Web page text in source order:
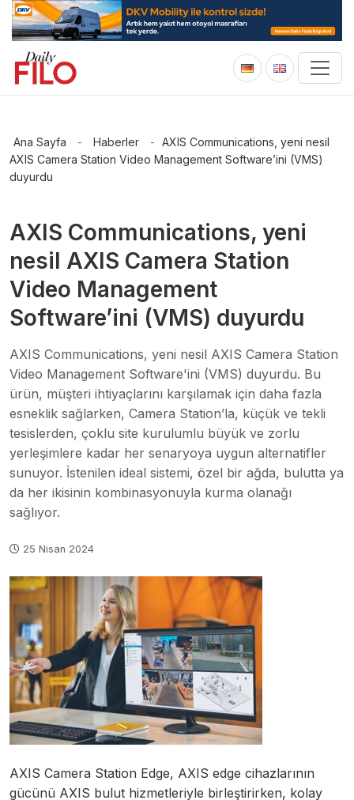
Ana Sayfa - Haberler - AXIS Communications, yeni nesil
AXIS Camera Station Video Management Software’ini (VMS)
duyurdu
AXIS Communications, yeni
nesil AXIS Camera Station
Video Management
Software’ini (VMS) duyurdu
AXIS Communications, yeni nesil AXIS Camera Station
Video Management Software'ini (VMS) duyurdu. Bu
ürün, müşteri ihtiyaçlarını karşılamak için daha fazla
esneklik sağlarken, Camera Station’la, küçük ve tekli
tesislerden, çoklu site kurulumlu büyük ve zorlu
yerleşimlere kadar her senaryoya uygun alternatifler
sunuyor. İstenilen ideal sistemi, özel bir ağda, bulutta ya
da her ikisinin kombinasyonuyla kurma olanağı
sağlıyor.
25 Nisan 2024
AXIS Camera Station Edge, AXIS edge cihazlarının
gücünü AXIS bulut hizmetleriyle birleştirirken, kolay